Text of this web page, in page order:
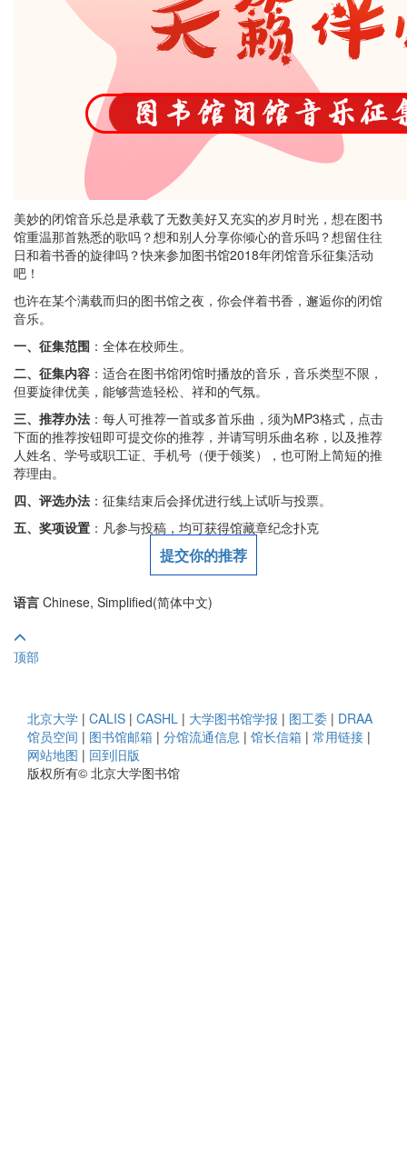
美妙的闭馆音乐总是承载了无数美好又充实的岁月时光，想在图书
馆重温那首熟悉的歌吗？想和别人分享你倾心的音乐吗？想留住往
日和着书香的旋律吗？快来参加图书馆2018年闭馆音乐征集活动
吧！
也许在某个满载而归的图书馆之夜，你会伴着书香，邂逅你的闭馆
音乐。
一、征集范围 ：全体在校师生。
二、征集内容 ：适合在图书馆闭馆时播放的音乐，音乐类型不限，
但要旋律优美，能够营造轻松、祥和的气氛。
三、推荐办法 ：每人可推荐一首或多首乐曲，须为MP3格式，点击
下面的推荐按钮即可提交你的推荐，并请写明乐曲名称，以及推荐
人姓名、学号或职工证、手机号（便于领奖），也可附上简短的推
荐理由。
四、评选办法 ：征集结束后会择优进行线上试听与投票。
五、奖项设置 ：凡参与投稿，均可获得馆藏章纪念扑克
提交你的推荐
语言 Chinese, Simplified(简体中文)
顶部
北京大学 | CALIS | CASHL | 大学图书馆学报 | 图工委 | DRAA
馆员空间 | 图书馆邮箱 | 分馆流通信息 | 馆长信箱 | 常用链接 |
网站地图 | 回到旧版
版权所有© 北京大学图书馆